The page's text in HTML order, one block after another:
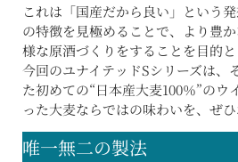
これは「国産だから良い」という
の特徴を見極めることで、より豊
様な原酒づくりをすることを目的と
今回のユナイテッドSシリーズは、
た初めての“日本産大麦100％”のウ
った大麦ならではの味わいを、ぜひ
唯一無二の製法